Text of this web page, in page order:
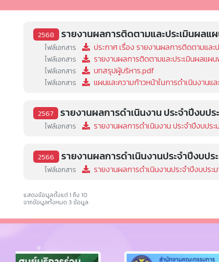
2568 รายงานผลการติดตามและประเมินผล
ไฟล์เอกสาร ประกาศ เรื่อง รายงานผลการติดตามแ
ไฟล์เอกสาร รายงานผลการติดตามและประเมินผลแ
ไฟล์เอกสาร บทสรุปผู้บริหาร.pdf
ไฟล์เอกสาร แผนและความก้าวหน้าในการดำเนินงาน
2567 รายงานผลการดำเนินงาน ประจำปีงบป
ไฟล์เอกสาร รายงานผลการดำเนินงาน ประจำปีงบป
2566 รายงานผลการดำเนินงานประจำปีงบป
ไฟล์เอกสาร รายงานผลการดำเนินงานประจำปีงบปร
แสดงข้อมูลตั้งแต่ 1 ถึง 10
จากข้อมูลทั้งหมด 3 ข้อมูล